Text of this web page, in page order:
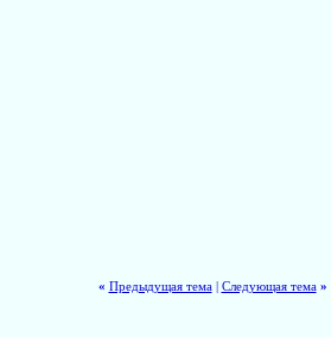
« Предыдущая тема| Следующая тема »